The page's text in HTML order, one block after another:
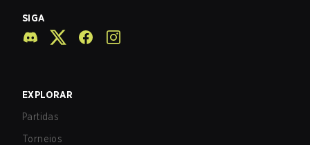
SIGA
EXPLORAR
Partidas
Torneios